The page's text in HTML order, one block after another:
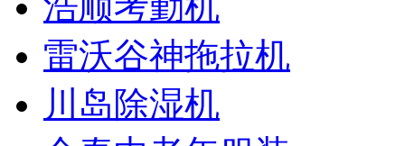
雷沃谷神拖拉机
川岛除湿机